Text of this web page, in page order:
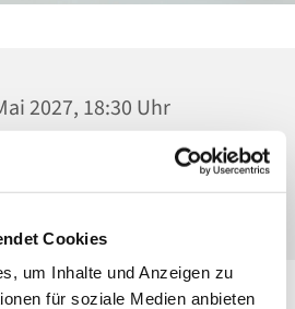
Cookies
um Inhalte und Anzeigen zu
für soziale Medien anbieten
2027, 18:30 Uhr
Malchower Weg 22-24,